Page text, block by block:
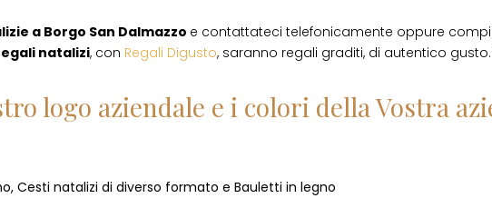
a Borgo San Dalmazzo e contattateci telefonicamente oppure
natalizi, con Regali Digusto, saranno regali graditi, di autentico gusto.
logo aziendale e i colori della Vostra
Cesti natalizi di diverso formato e Bauletti in legno